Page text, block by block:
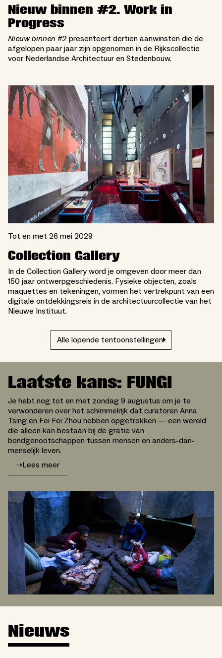
Nieuw binnen #2. Work in
Progress
Nieuw binnen #2 presenteert dertien aanwinsten die de
afgelopen paar jaar zijn opgenomen in de Rijkscollectie
voor Nederlandse Architectuur en Stedenbouw.
Tot en met 26 mei 2029
Collection Gallery
In de Collection Gallery word je omgeven door meer dan
150 jaar ontwerpgeschiedenis. Fysieke objecten, zoals
maquettes en tekeningen, vormen het vertrekpunt van een
digitale ontdekkingsreis in de architectuurcollectie van het
Nieuwe Instituut.
Alle lopende tentoonstellingen
Laatste kans: FUNGI
Je hebt nog tot en met zondag 9 augustus om je te
verwonderen over het schimmelrijk dat curatoren Anna
Tsing en Fei Fei Zhou hebben opgetrokken — een wereld
die alleen kan bestaan bij de gratie van
bondgenootschappen tussen mensen en anders-dan-
menselijk leven.
➝Lees meer
Nieuws